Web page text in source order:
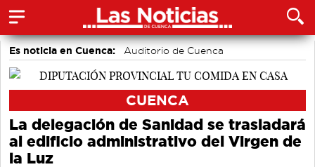
Es noticia en Cuenca: Auditorio de Cuenca
CUENCA
La delegación de Sanidad se trasladará
al edificio administrativo del Virgen de
la Luz